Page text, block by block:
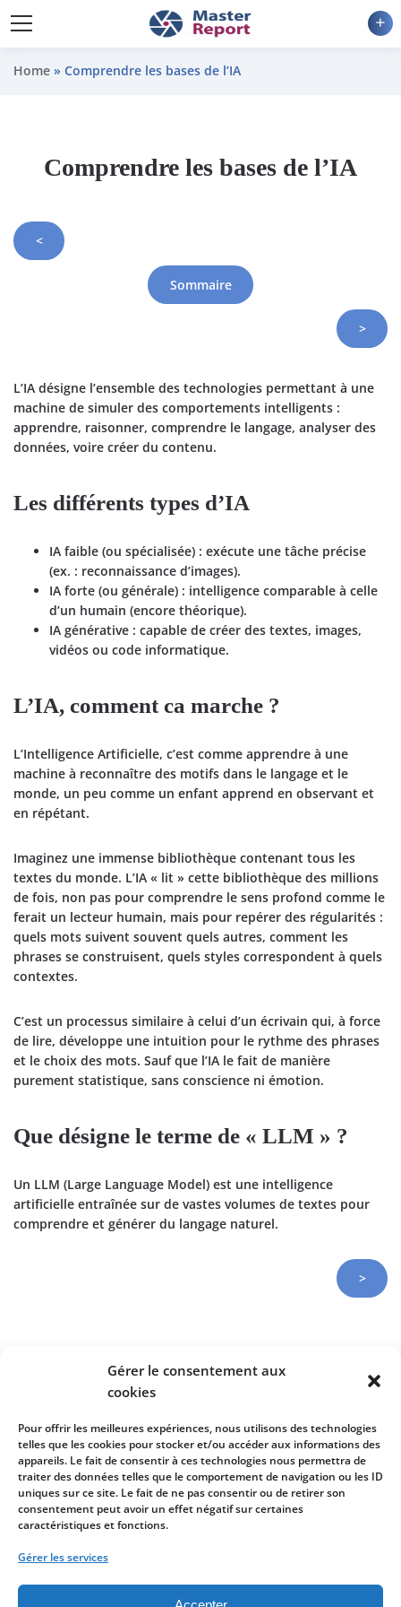
Gérer le consentement aux
cookies
Pour offrir les meilleures expériences, nous utilisons des technologies
telles que les cookies pour stocker et/ou accéder aux informations des
appareils. Le fait de consentir à ces technologies nous permettra de
traiter des données telles que le comportement de navigation ou les ID
uniques sur ce site. Le fait de ne pas consentir ou de retirer son
consentement peut avoir un effet négatif sur certaines
caractéristiques et fonctions.
Gérer les services
Home » Comprendre les bases de l’IA
Comprendre les bases de l’IA
<
Sommaire
>
L’IA désigne l’ensemble des technologies permettant à une
machine de simuler des comportements intelligents :
apprendre, raisonner, comprendre le langage, analyser des
données, voire créer du contenu.
Les différents types d’IA
IA faible (ou spécialisée) : exécute une tâche précise
(ex. : reconnaissance d’images).
IA forte (ou générale) : intelligence comparable à celle
d’un humain (encore théorique).
IA générative : capable de créer des textes, images,
vidéos ou code informatique.
L’IA, comment ca marche ?
L’Intelligence Artificielle, c’est comme apprendre à une
machine à reconnaître des motifs dans le langage et le
monde, un peu comme un enfant apprend en observant et
en répétant.
Imaginez une immense bibliothèque contenant tous les
textes du monde. L’IA « lit » cette bibliothèque des millions
de fois, non pas pour comprendre le sens profond comme le
ferait un lecteur humain, mais pour repérer des régularités :
quels mots suivent souvent quels autres, comment les
phrases se construisent, quels styles correspondent à quels
contextes.
C’est un processus similaire à celui d’un écrivain qui, à force
de lire, développe une intuition pour le rythme des phrases
et le choix des mots. Sauf que l’IA le fait de manière
purement statistique, sans conscience ni émotion.
Que désigne le terme de « LLM » ?
Un LLM (Large Language Model) est une intelligence
artificielle entraînée sur de vastes volumes de textes pour
comprendre et générer du langage naturel.
>
ONATYS SOFTWARE France - 14 avenue de l'Europe - 77144
Montévrain - FRANCE -+33 6 44 60 10 64
Groupe Onatys Québec - 5240-B St-Denis - Montréal Québec
H2J 2M2 - CANADA -(450) 234-0148